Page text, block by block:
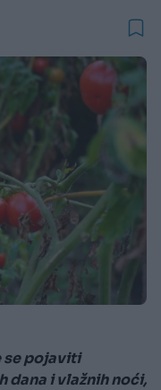
se pojaviti
dana i vlažnih noći,